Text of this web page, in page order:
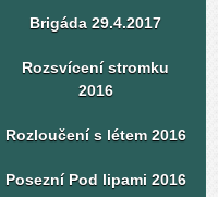
Brigáda 29.4.2017
Rozsvícení stromku
2016
Rozloučení s létem 2016
Posezní Pod lipami 2016